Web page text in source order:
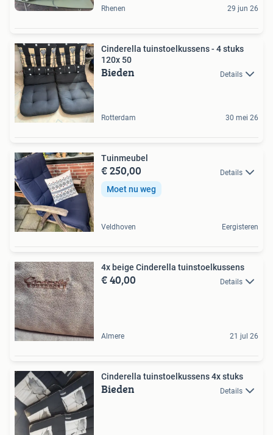
Rhenen 29 jun 26
Cinderella tuinstoelkussens - 4 stuks
120x 50
Bieden Details
Rotterdam 30 mei 26
Tuinmeubel
€ 250,00 Details
Moet nu weg
Veldhoven Eergisteren
4x beige Cinderella tuinstoelkussens
€ 40,00 Details
Almere 21 jul 26
Cinderella tuinstoelkussens 4x stuks
Bieden Details